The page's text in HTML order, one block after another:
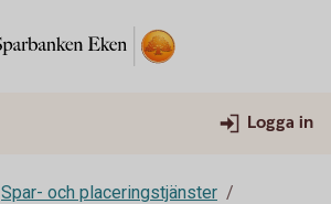
Logga in
Spar- och placeringstjänster